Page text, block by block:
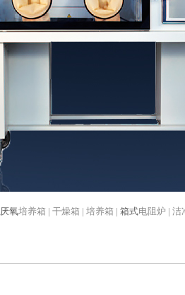
厌氧培养箱 | 干燥箱 | 培养箱 | 箱式电阻炉 | 洁